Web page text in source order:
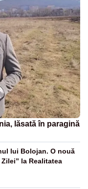
lăsată în paragină
lui Bolojan. O nouă
la Realitatea